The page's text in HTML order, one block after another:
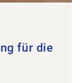
für die